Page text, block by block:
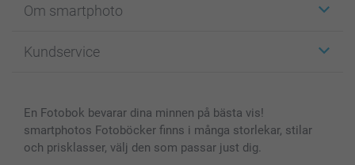
Fotokort
Fotoböcker
Skal till Mobil & Surfplatta
MyNameBook
Om smartphoto
För affiliates
Sitemap
Villkor och garantier
Kundservice
smartbonus
Priser & betalning
En Fotobok bevarar dina minnen på bästa vis!
smartphotos Fotoböcker finns i många storlekar, stilar
och prisklasser, välj den som passar just dig.